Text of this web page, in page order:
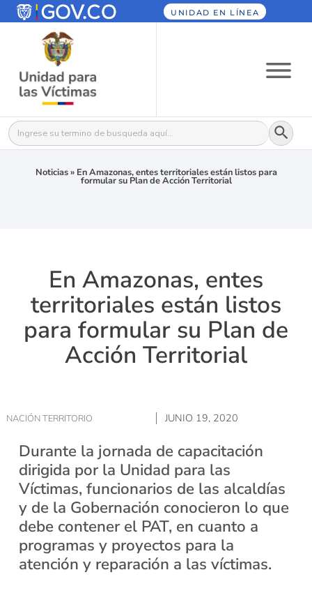
UNIDAD EN LÍNEA
Buscar: Botón
Noticias» En Amazonas, entes territoriales están listos para
formular su Plan de Acción Territorial
En Amazonas, entes
territoriales están listos
para formular su Plan de
Acción Territorial
NACIÓN TERRITORIO JUNIO 19, 2020
Durante la jornada de capacitación
dirigida por la Unidad para las
Víctimas, funcionarios de las alcaldías
y de la Gobernación conocieron lo que
debe contener el PAT, en cuanto a
programas y proyectos para la
atención y reparación a las víctimas.